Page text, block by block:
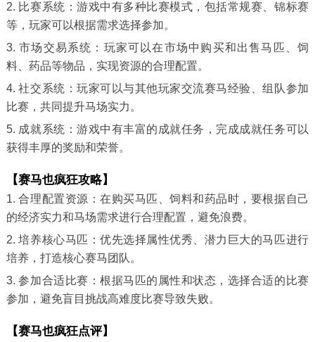
2. 比赛系统：游戏中有多种比赛模式，包括常规赛、锦标赛
等，玩家可以根据需求选择参加。
3. 市场交易系统：玩家可以在市场中购买和出售马匹、饲
料、药品等物品，实现资源的合理配置。
4. 社交系统：玩家可以与其他玩家交流赛马经验、组队参加
比赛，共同提升马场实力。
5. 成就系统：游戏中有丰富的成就任务，完成成就任务可以
获得丰厚的奖励和荣誉。
【赛马也疯狂攻略】
1. 合理配置资源：在购买马匹、饲料和药品时，要根据自己
的经济实力和马场需求进行合理配置，避免浪费。
2. 培养核心马匹：优先选择属性优秀、潜力巨大的马匹进行
培养，打造核心赛马团队。
3. 参加合适比赛：根据马匹的属性和状态，选择合适的比赛
参加，避免盲目挑战高难度比赛导致失败。
【赛马也疯狂点评】